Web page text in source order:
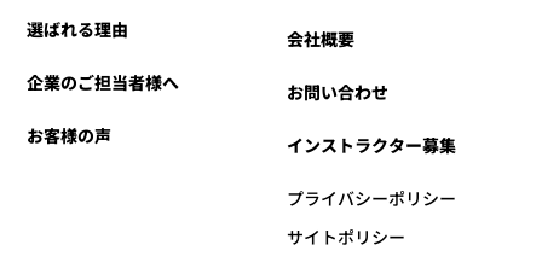
選ばれる理由
企業のご担当者様へ
お客様の声
会社概要
お問い合わせ
インストラクター募集
プライバシーポリシー
サイトポリシー